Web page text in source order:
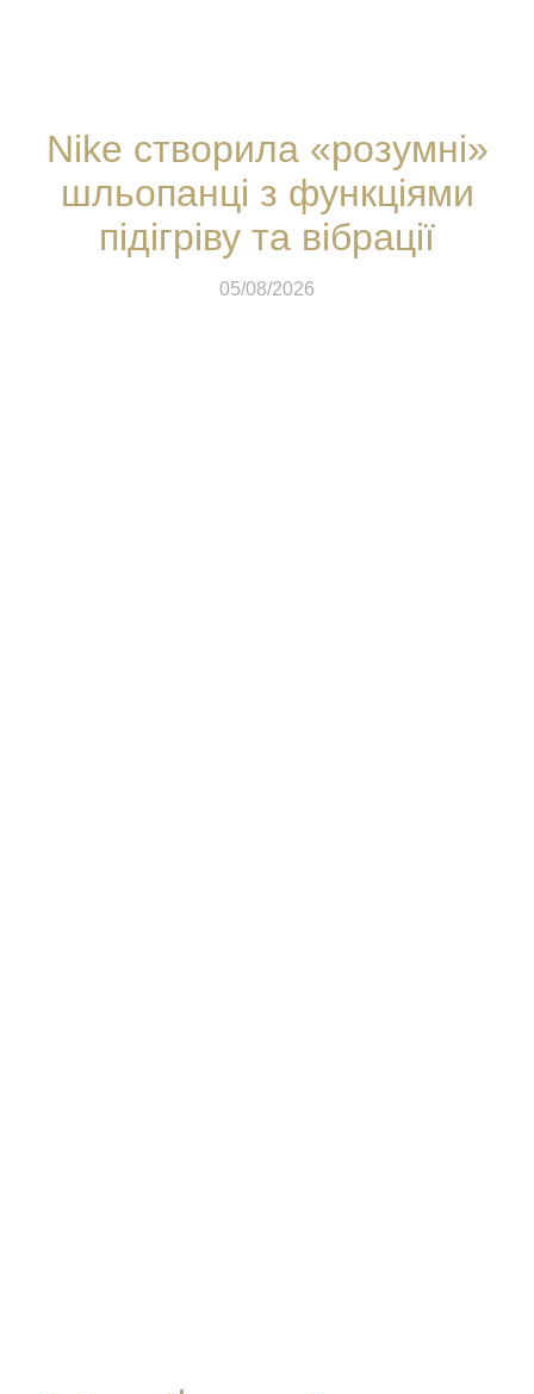
Nike створила «розумні»
шльопанці з функціями
підігріву та вібрації
05/08/2026